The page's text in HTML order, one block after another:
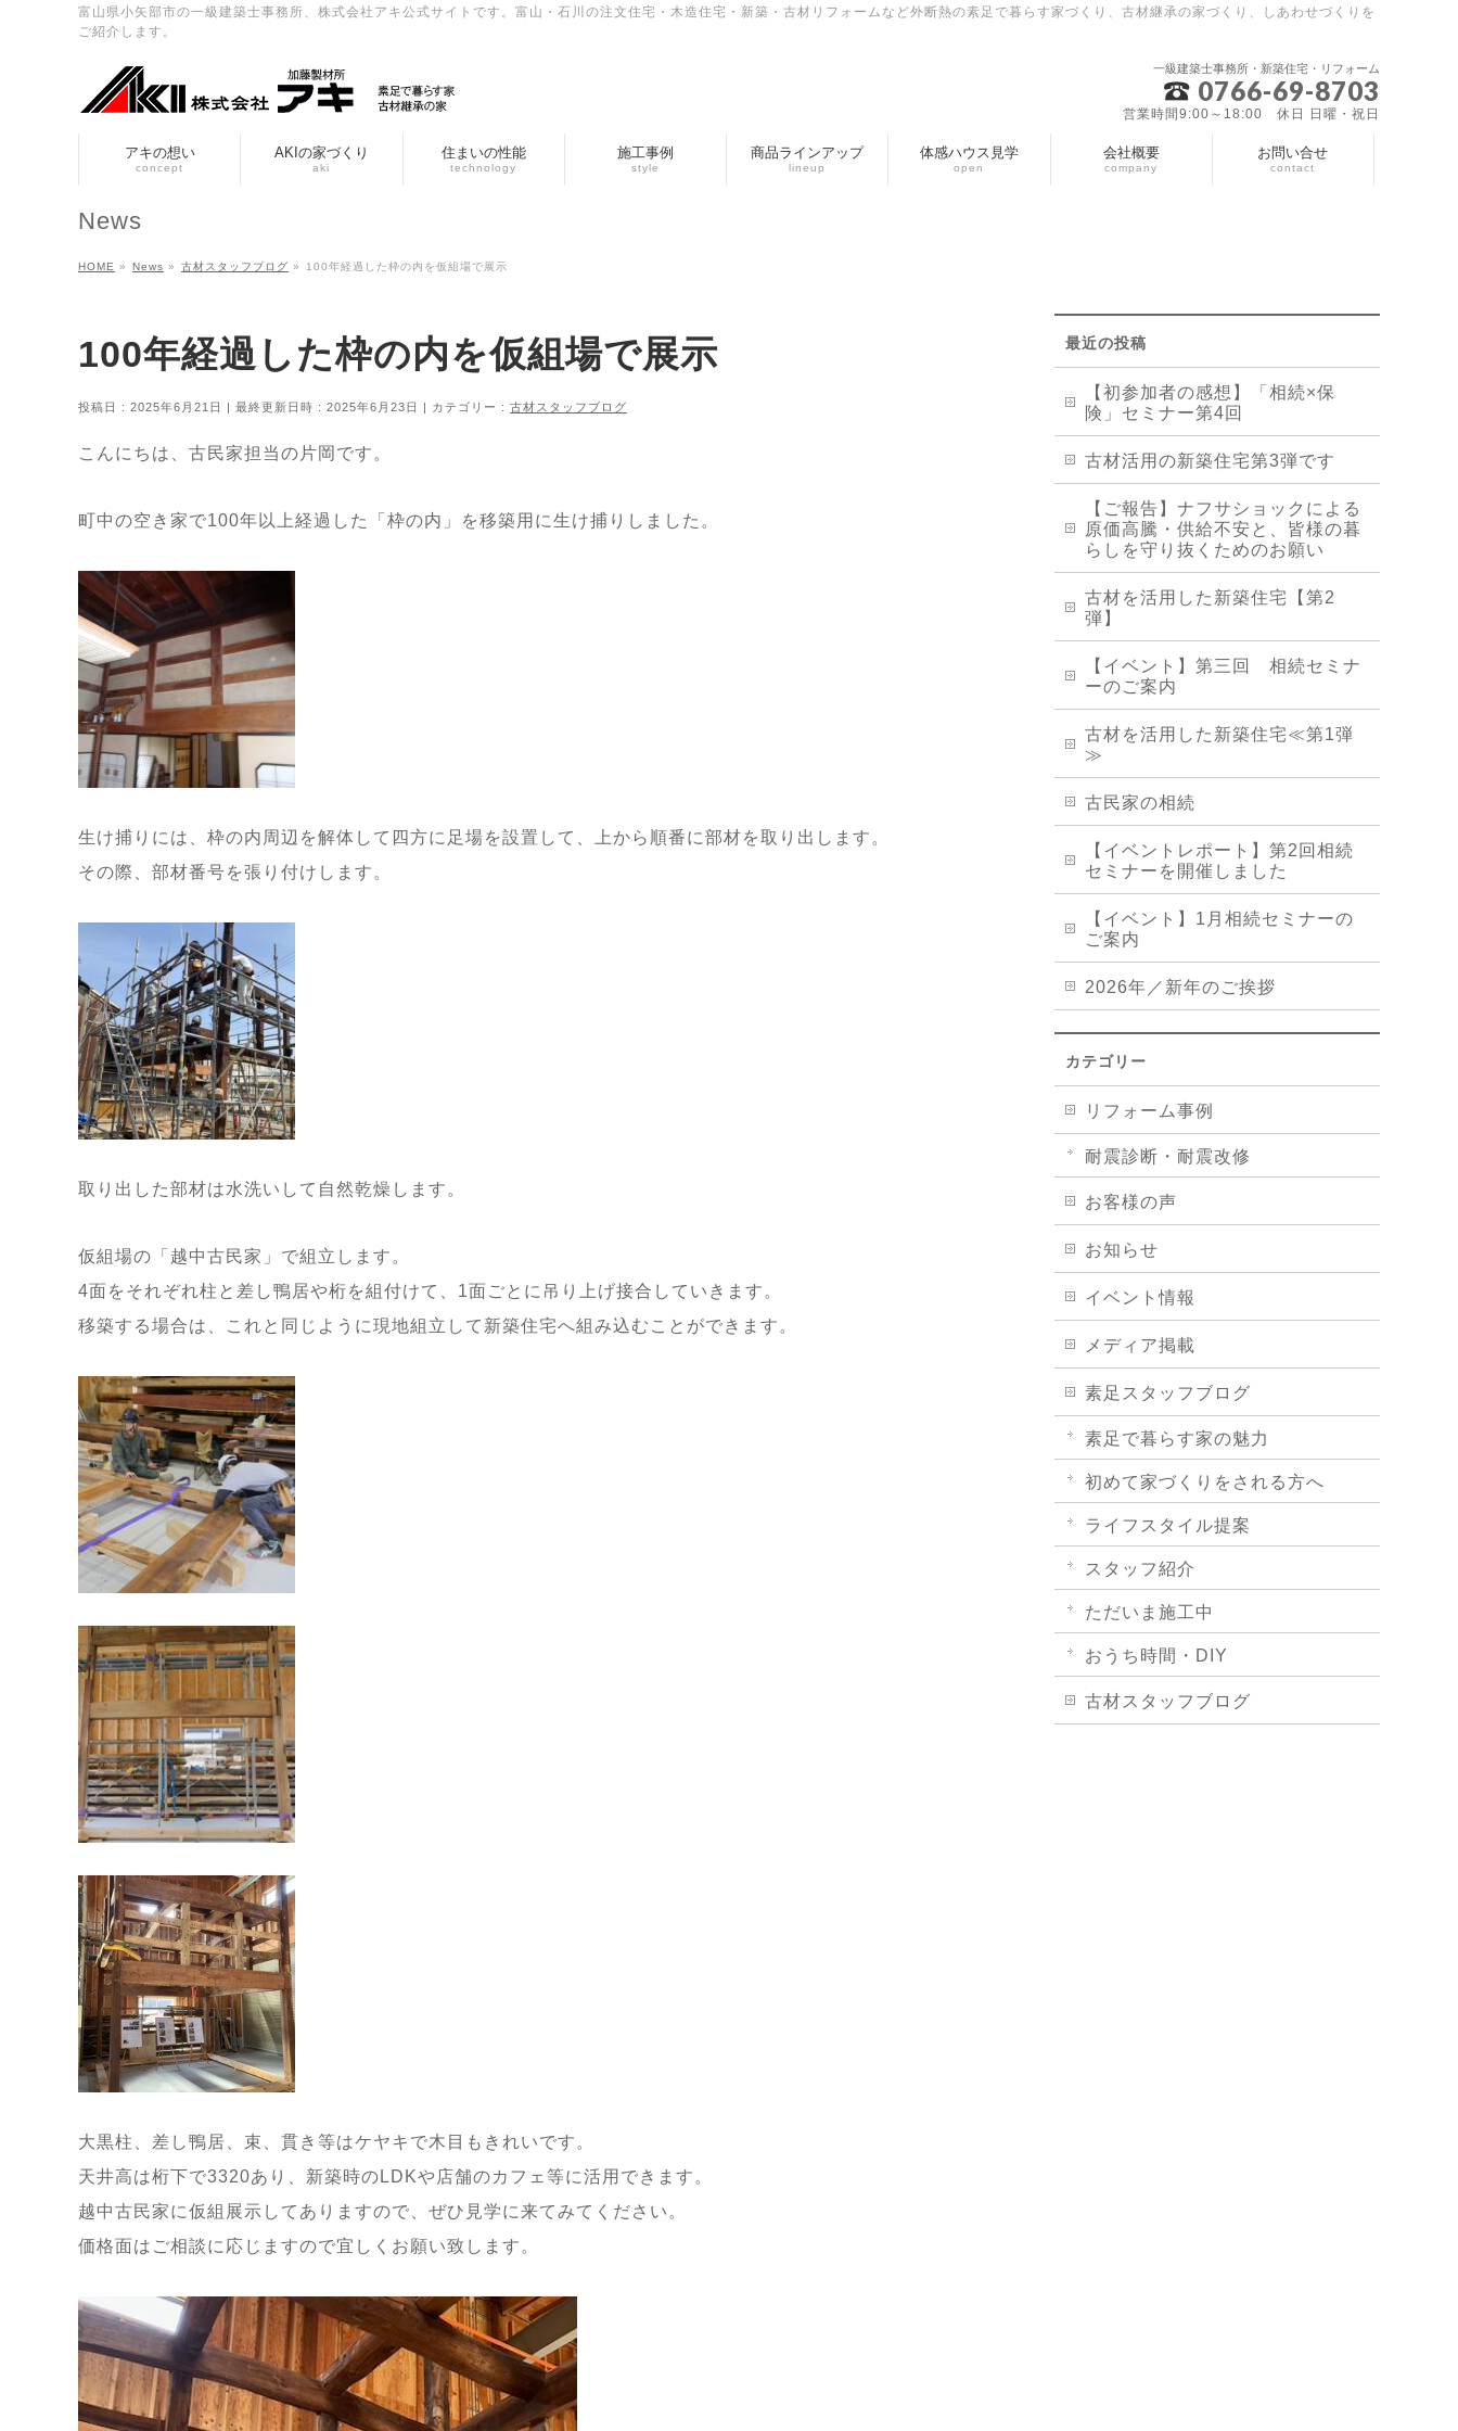
富山県小矢部市の一級建築士事務所、株式会社アキ公式サイトです。富山・石川の注文住宅・木造住宅・新築・古材リフォームなど外断熱の素足で暮らす家づくり、古材継承の家づくり、しあわせづくりを
ご紹介します。
一級建築士事務所・新築住宅・リフォーム
0766-69-8703
営業時間9:00～18:00 休日 日曜・祝日
アキの想い
concept
AKIの家づくり
aki
住まいの性能
technology
施工事例
style
商品ラインアップ
lineup
体感ハウス見学
open
会社概要
company
お問い合せ
contact
News
HOME » News » 古材スタッフブログ » 100年経過した枠の内を仮組場で展示
100年経過した枠の内を仮組場で展示
投稿日 : 2025年6月21日 最終更新日時 : 2025年6月23日 カテゴリー : 古材スタッフブログ
こんにちは、古民家担当の片岡です。
町中の空き家で100年以上経過した「枠の内」を移築用に生け捕りしました。
生け捕りには、枠の内周辺を解体して四方に足場を設置して、上から順番に部材を取り出します。
その際、部材番号を張り付けします。
取り出した部材は水洗いして自然乾燥します。
仮組場の「越中古民家」で組立します。
4面をそれぞれ柱と差し鴨居や桁を組付けて、1面ごとに吊り上げ接合していきます。
移築する場合は、これと同じように現地組立して新築住宅へ組み込むことができます。
大黒柱、差し鴨居、束、貫き等はケヤキで木目もきれいです。
天井高は桁下で3320あり、新築時のLDKや店舗のカフェ等に活用できます。
越中古民家に仮組展示してありますので、ぜひ見学に来てみてください。
価格面はご相談に応じますので宜しくお願い致します。
最近の投稿
【初参加者の感想】「相続×保
険」セミナー第4回
古材活用の新築住宅第3弾です
【ご報告】ナフサショックによる
原価高騰・供給不安と、皆様の暮
らしを守り抜くためのお願い
古材を活用した新築住宅【第2
弾】
【イベント】第三回 相続セミナ
ーのご案内
古材を活用した新築住宅≪第1弾
≫
古民家の相続
【イベントレポート】第2回相続
セミナーを開催しました
【イベント】1月相続セミナーの
ご案内
2026年／新年のご挨拶
カテゴリー
リフォーム事例
耐震診断・耐震改修
お客様の声
お知らせ
イベント情報
メディア掲載
素足スタッフブログ
素足で暮らす家の魅力
初めて家づくりをされる方へ
ライフスタイル提案
スタッフ紹介
ただいま施工中
おうち時間・DIY
古材スタッフブログ